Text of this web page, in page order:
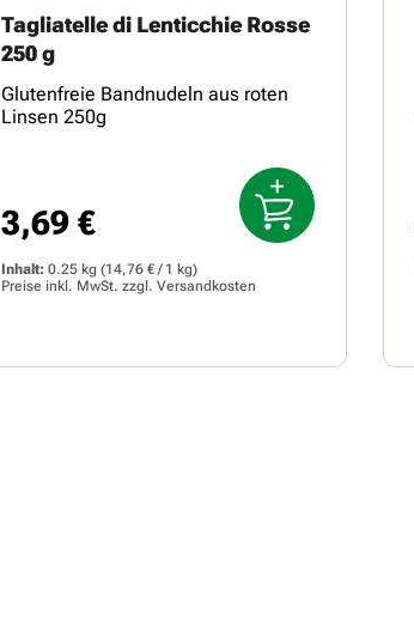
Tagliatelle di Lenticchie Rosse
250 g
Glutenfreie Bandnudeln aus roten
Linsen 250g
Regulärer Preis:
3,69 €
Inhalt: 0.25 kg (14,76 € / 1 kg)
Preise inkl. MwSt. zzgl. Versandkosten